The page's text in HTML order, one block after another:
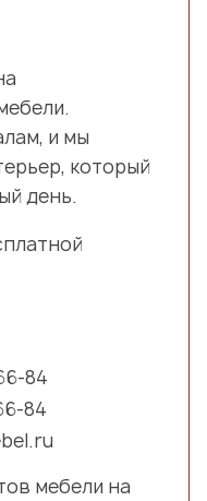
и мы
который
день.
84
84
мебели на